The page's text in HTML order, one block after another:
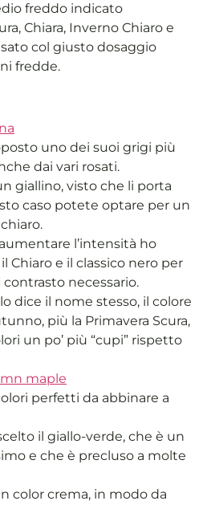
freddo indicato
Chiara, Inverno Chiaro e
col giusto dosaggio
fredde.
uno dei suoi grigi più
dai vari rosati.
giallino, visto che li porta
caso potete optare per un
l’intensità ho
Chiaro e il classico nero per
contrasto necessario.
dice il nome stesso, il colore
più la Primavera Scura,
un po’ più “cupi” rispetto
perfetti da abbinare a
il giallo-verde, che è un
e che è precluso a molte
color crema, in modo da